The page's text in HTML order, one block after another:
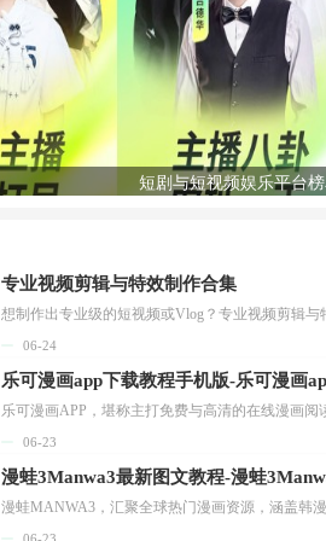
短剧与短视频娱乐平台
专业视频剪辑与特效制作合集
想制作出专业级的短视频或Vlog？专业视频剪辑
06-24
乐可漫画app下载教程手机版-乐可漫画
06-23
漫蛙3Manwa3最新图文教程-漫蛙
漫蛙MANWA3，汇聚全球热门漫画资源，涵盖韩
06-23